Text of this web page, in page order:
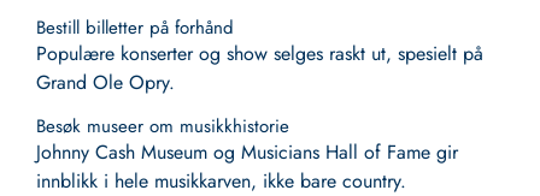
Bestill billetter på forhånd
Populære konserter og show selges raskt ut, spesielt på
Grand Ole Opry.
Besøk museer om musikkhistorie
Johnny Cash Museum og Musicians Hall of Fame gir
innblikk i hele musikkarven, ikke bare country.